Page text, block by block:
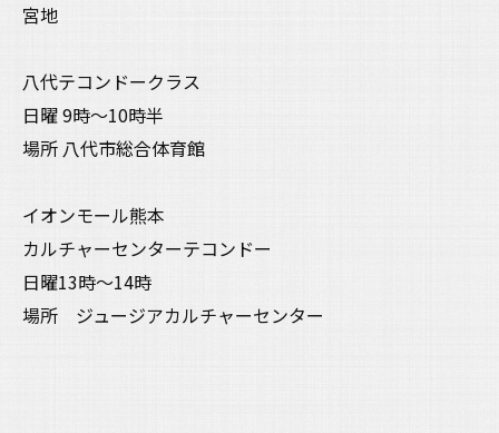
宮地
八代テコンドークラス
日曜 9時〜10時半
場所 八代市総合体育館
イオンモール熊本
カルチャーセンターテコンドー
日曜13時〜14時
場所 ジュージアカルチャーセンター